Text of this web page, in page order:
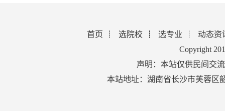
首页 选院校 选专业
动态资
Copyright
声明：本站仅供民间交
本站地址：湖南省长沙市芙蓉区